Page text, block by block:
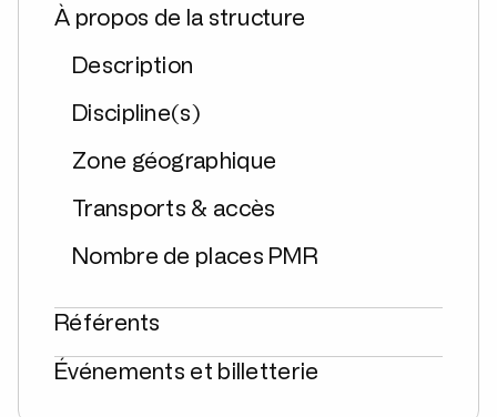
À propos de la structure
Description
Discipline(s)
Zone géographique
Transports & accès
Nombre de places PMR
Référents
Événements et billetterie